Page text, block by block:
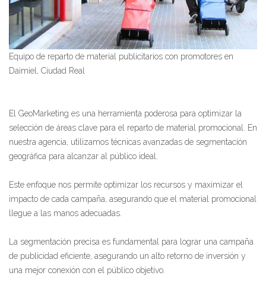
Equipo de reparto de material publicitarios con promotores en
Daimiel, Ciudad Real
El GeoMarketing es una herramienta poderosa para optimizar la
selección de áreas clave para el reparto de material promocional. En
nuestra agencia, utilizamos técnicas avanzadas de segmentación
geográfica para alcanzar al público ideal.
Este enfoque nos permite optimizar los recursos y maximizar el
impacto de cada campaña, asegurando que el material promocional
llegue a las manos adecuadas.
La segmentación precisa es fundamental para lograr una campaña
de publicidad eficiente, asegurando un alto retorno de inversión y
una mejor conexión con el público objetivo.